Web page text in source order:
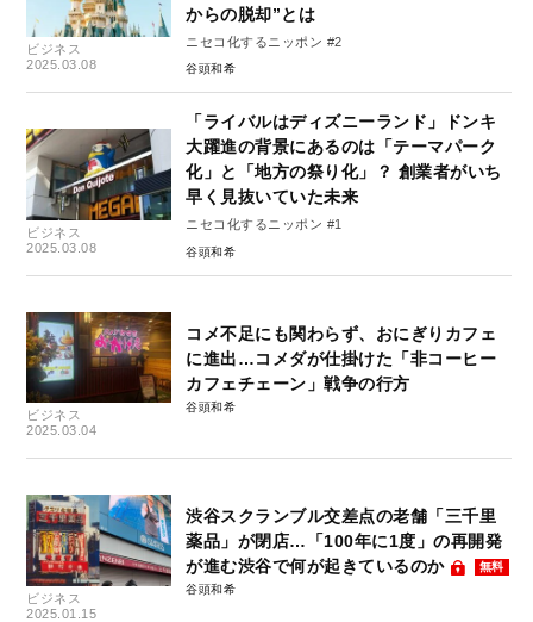
ビジネス
2025.03.08
からの脱却”とは
ニセコ化するニッポン #2
谷頭和希
ビジネス
2025.03.08
「ライバルはディズニーランド」ドンキ
大躍進の背景にあるのは「テーマパーク
化」と「地方の祭り化」？ 創業者がいち
早く見抜いていた未来
ニセコ化するニッポン #1
谷頭和希
ビジネス
2025.03.04
コメ不足にも関わらず、おにぎりカフェ
に進出…コメダが仕掛けた「非コーヒー
カフェチェーン」戦争の行方
谷頭和希
ビジネス
2025.01.15
渋谷スクランブル交差点の老舗「三千里
薬品」が閉店…「100年に1度」の再開発
が進む渋谷で何が起きているのか
無料
谷頭和希